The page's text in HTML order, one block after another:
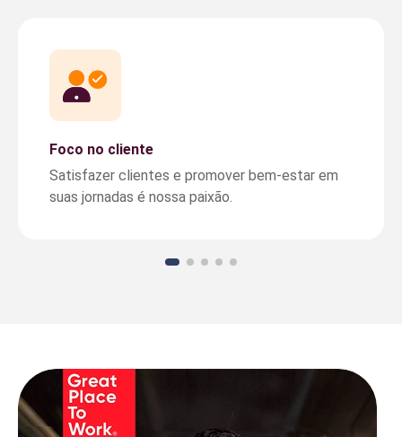
Foco no cliente
Satisfazer clientes e promover bem-estar em
suas jornadas é nossa paixão.